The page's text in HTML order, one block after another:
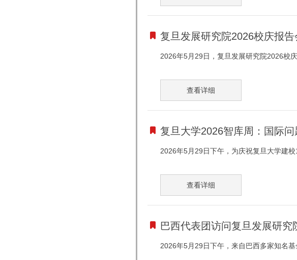
复旦发展研究院2026校庆报
2026年5月29日，复旦发展研究院2026校
查看详细
复旦大学2026智库周：国际
2026年5月29日下午，为庆祝复旦大学建
查看详细
巴西代表团访问复旦发展研
2026年5月29日下午，来自巴西多家知名